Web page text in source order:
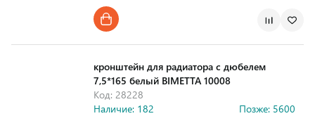
кронштейн для радиатора с дюбелем
7,5*165 белый BIMETTA 10008
Код: 28228
Наличие: 182
Позже: 5600